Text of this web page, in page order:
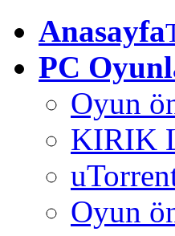
Anasayfa
PC
Oyun
KIRIK
Oyun